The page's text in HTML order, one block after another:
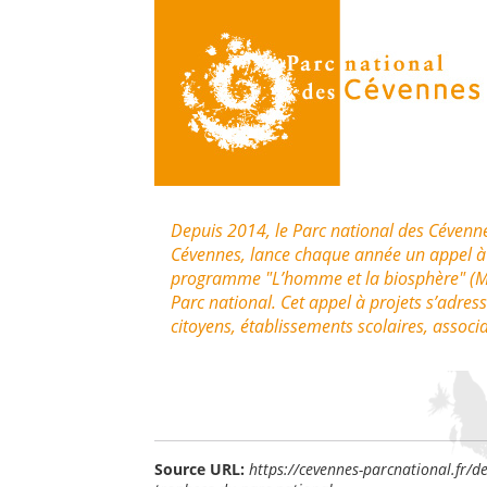
Depuis 2014, le Parc national des
Cévennes, lance chaque année un appel
programme "L’homme et la biosphère"
Parc national. Cet appel à projets
citoyens, établissements scolaires,
Source URL: https://cevennes-parcnational.fr/